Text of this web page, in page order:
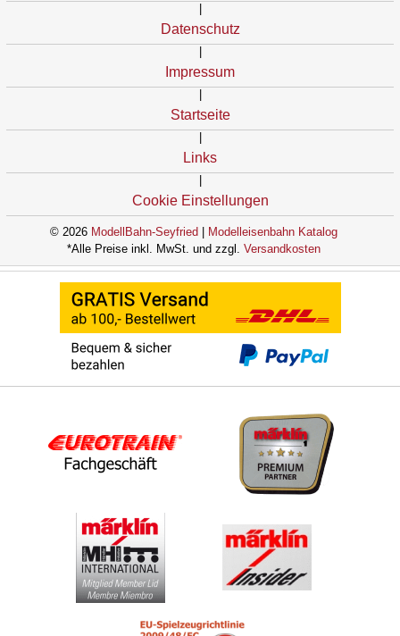
|
Datenschutz
|
Impressum
|
Startseite
|
Links
|
Cookie Einstellungen
© 2026 ModellBahn-Seyfried| Modelleisenbahn Katalog
*Alle Preise inkl. MwSt. und zzgl. Versandkosten